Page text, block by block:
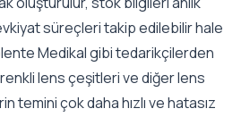
süreçleri takip edilebilir hale
Medikal gibi tedarikçilerden
lens çeşitleri ve diğer lens
temini çok daha hızlı ve hatasız